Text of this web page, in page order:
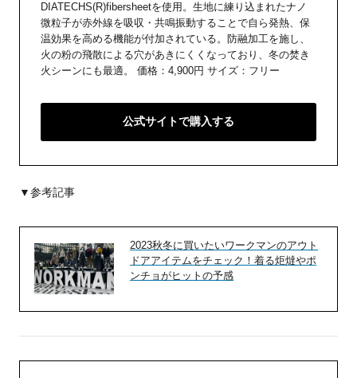
DIATECHS(R)fibersheetを使用。生地に練り込まれたナノ
微粒子が赤外線を吸収・共鳴振動することで自ら発熱、保
温効果を高める機能が付加されている。防融加工を施し、
火の粉の飛散による穴があきにくくなっており、冬の焚き
火シーンにも最適。 価格：4,900円 サイズ：フリー
公式サイトで購入する
▼参考記事
2023秋冬に買いたいワークマンのアウト
ドアアイテムをチェック！着る炬燵やポ
ンチョがヒットの予感